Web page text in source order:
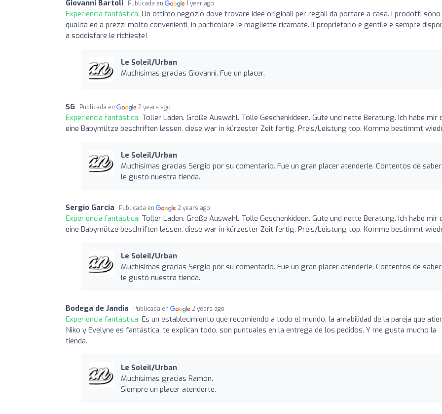
Giovanni Bartoli Publicada en 1 year ago
Experiencia fantástica: Un ottimo negozio dove trovare idee originali per regali da portare a casa. I prodotti sono
qualità ed a prezzi molto convenienti, in particolare le magliette ricamate. Il proprietario è gentile e sempre
a soddisfare le richieste!
Le Soleil/Urban
Muchísimas gracias Giovanni. Fue un placer.
SG Publicada en 2 years ago
Experiencia fantástica: Toller Laden. Große Auswahl. Tolle Geschenkideen. Gute und nette Beratung. Ich habe mir
eine Babymütze beschriften lassen, diese war in kürzester Zeit fertig. Preis/Leistung top. Komme bestimmt
Le Soleil/Urban
Muchísimas gracias Sergio por su comentario. Fue un gran placer atenderle. Contentos de
le gustó nuestra tienda.
Sergio Garcia Publicada en 2 years ago
Experiencia fantástica: Toller Laden. Große Auswahl. Tolle Geschenkideen. Gute und nette Beratung. Ich habe mir
eine Babymütze beschriften lassen, diese war in kürzester Zeit fertig. Preis/Leistung top. Komme bestimmt
Le Soleil/Urban
Muchísimas gracias Sergio por su comentario. Fue un gran placer atenderle. Contentos de
le gustó nuestra tienda.
Bodega de Jandia Publicada en 2 years ago
Experiencia fantástica: Es un establecimiento que recomiendo a todo el mundo, la amabilidad de la pareja que
Niko y Evelyne es fantástica, te explican todo, son puntuales en la entrega de los pedidos. Y me gusta mucho la
tienda.
Le Soleil/Urban
Muchísimas gracias Ramón.
Siempre un placer atenderte.